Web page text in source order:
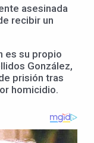
asesinada
recibir un
es su propio
González,
prisión tras
homicidio.